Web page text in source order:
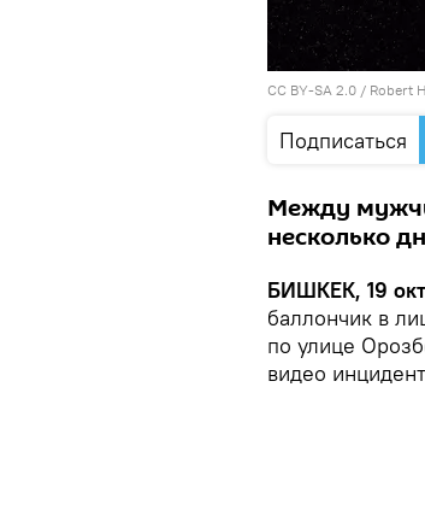
CC BY-SA 2.0 / Robert
Подписаться
Между
несколько
БИШКЕК, 19
баллончик в
по улице
видео